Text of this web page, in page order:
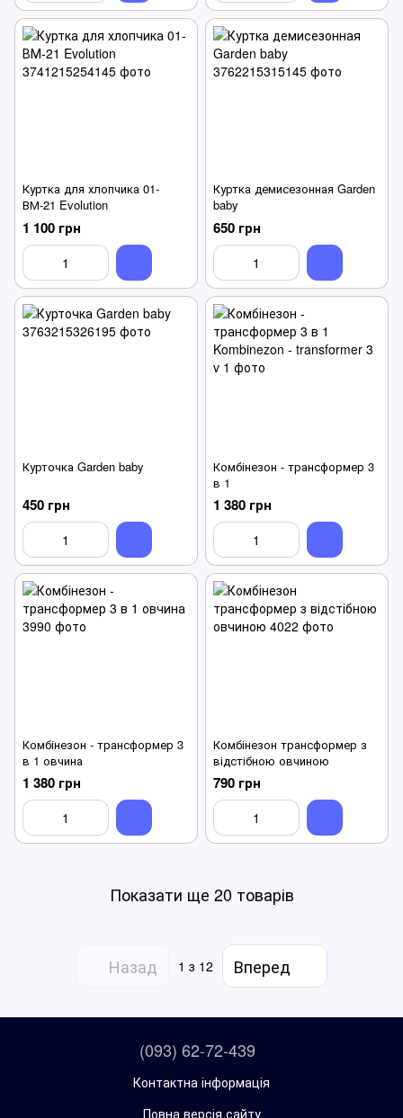
Куртка для хлопчика 01-
ВМ-21 Evolution
1 100 грн
Куртка демисезонная Garden
baby
650 грн
Курточка Garden baby
450 грн
Комбінезон - трансформер 3
в 1
1 380 грн
Комбінезон - трансформер 3
в 1 овчина
1 380 грн
Комбінезон трансформер з
відстібною овчиною
790 грн
Показати ще 20 товарів
Назад 1 з 12 Вперед
(093) 62-72-439
Контактна інформація
Повна версія сайту